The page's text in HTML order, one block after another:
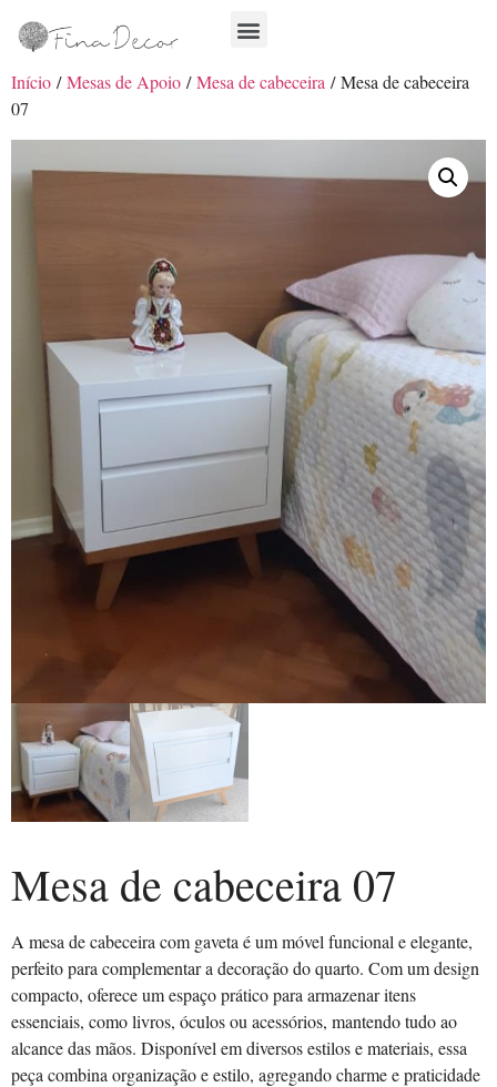
Início /Mesas de Apoio /Mesa de cabeceira / Mesa de cabeceira
07
Mesa de cabeceira 07
A mesa de cabeceira com gaveta é um móvel funcional e elegante,
perfeito para complementar a decoração do quarto. Com um design
compacto, oferece um espaço prático para armazenar itens
essenciais, como livros, óculos ou acessórios, mantendo tudo ao
alcance das mãos. Disponível em diversos estilos e materiais, essa
peça combina organização e estilo, agregando charme e praticidade